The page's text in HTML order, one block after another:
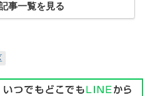
事一覧を見る